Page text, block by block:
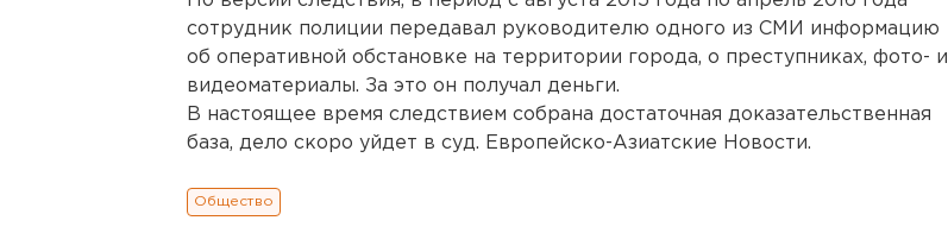
сотрудник полиции передавал руководителю одного из СМИ информацию
об оперативной обстановке на территории города, о преступниках, фото- и
видеоматериалы. За это он получал деньги.
В настоящее время следствием собрана достаточная доказательственная
база, дело скоро уйдет в суд. Европейско-Азиатские Новости.
Общество